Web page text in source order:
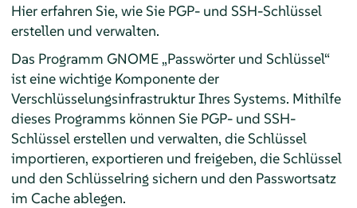
Hier erfahren Sie, wie Sie PGP- und SSH-Schlüssel
erstellen und verwalten.
Das Programm GNOME „Passwörter und Schlüssel“
ist eine wichtige Komponente der
Verschlüsselungsinfrastruktur Ihres Systems. Mithilfe
dieses Programms können Sie PGP- und SSH-
Schlüssel erstellen und verwalten, die Schlüssel
importieren, exportieren und freigeben, die Schlüssel
und den Schlüsselring sichern und den Passwortsatz
im Cache ablegen.